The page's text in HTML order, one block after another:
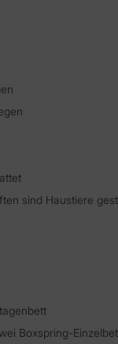
sind Haustiere
Boxspring-